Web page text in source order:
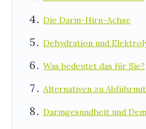
Die Darm-Hirn-Achse
Dehydration und
Was bedeutet das für Sie?
Alternativen zu
Darmgesundheit und